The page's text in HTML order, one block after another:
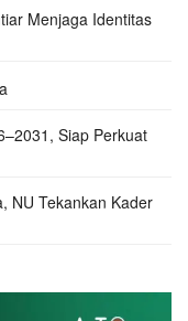
Menjaga Identitas
Siap Perkuat
NU Tekankan Kader